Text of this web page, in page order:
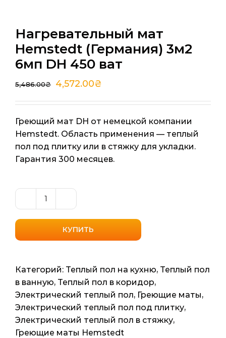
Нагревательный мат
Hemstedt (Германия) 3м2
6мп DH 450 ват
5,486.00₴ 4,572.00₴
Греющий мат DH от немецкой компании
Hemstedt. Область применения — теплый
пол под плитку или в стяжку для укладки.
Гарантия 300 месяцев.
Количество
товара
Нагревательный
мат
(Германия)
3м2
6мп
DH
450
ват
КУПИТЬ
Категорий: Теплый пол на кухню, Теплый пол
в ванную, Теплый пол в коридор,
Электрический теплый пол, Греющие маты,
Электрический теплый пол под плитку,
Электрический теплый пол в стяжку,
Греющие маты Hemstedt